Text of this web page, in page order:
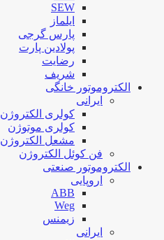
SEW
ایلماز
پارس گرجی
پولادین پارت
رضایت
شریف
الکتروموتور خانگی
ایرانی
کولری الکتروژن
کولری موتوژن
مشعل الکتروژن
فن کوئل الکتروژن
الکتروموتور صنعتی
اروپایی
ABB
Weg
زیمنس
ایرانی